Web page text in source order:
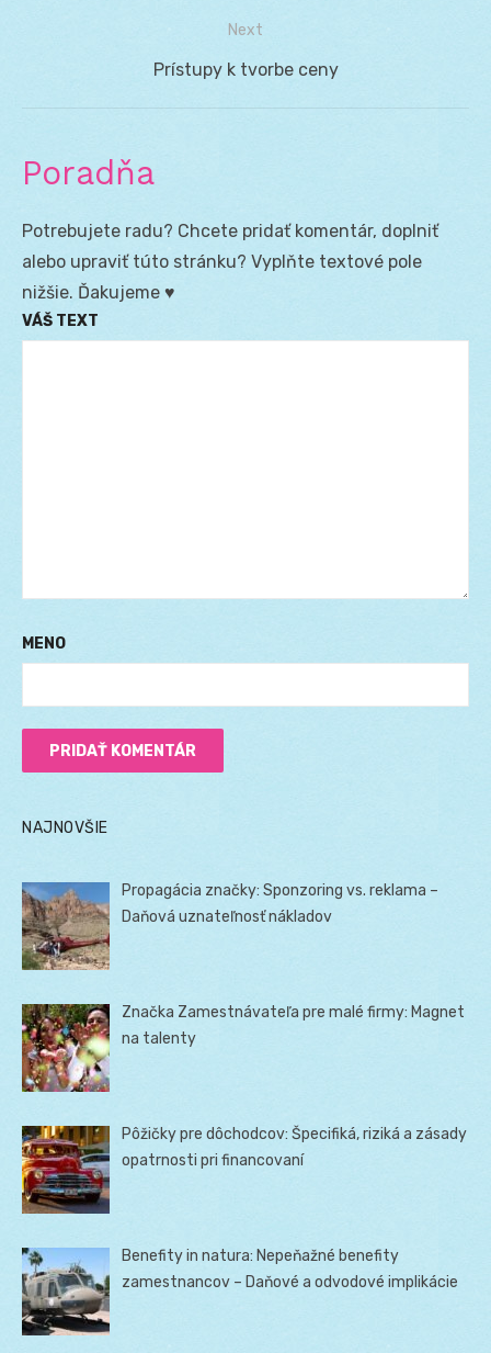
Next
Next
Prístupy k tvorbe ceny
Poradňa
Potrebujete radu? Chcete pridať komentár, doplniť
alebo upraviť túto stránku? Vyplňte textové pole
nižšie. Ďakujeme ♥
VÁŠ TEXT
MENO
NAJNOVŠIE
Propagácia značky: Sponzoring vs. reklama –
Daňová uznateľnosť nákladov
Značka Zamestnávateľa pre malé firmy: Magnet
na talenty
Pôžičky pre dôchodcov: Špecifiká, riziká a zásady
opatrnosti pri financovaní
Benefity in natura: Nepeňažné benefity
zamestnancov – Daňové a odvodové implikácie